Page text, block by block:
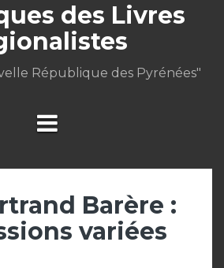
des Livres
République des Pyrénées"
Barère :
variées